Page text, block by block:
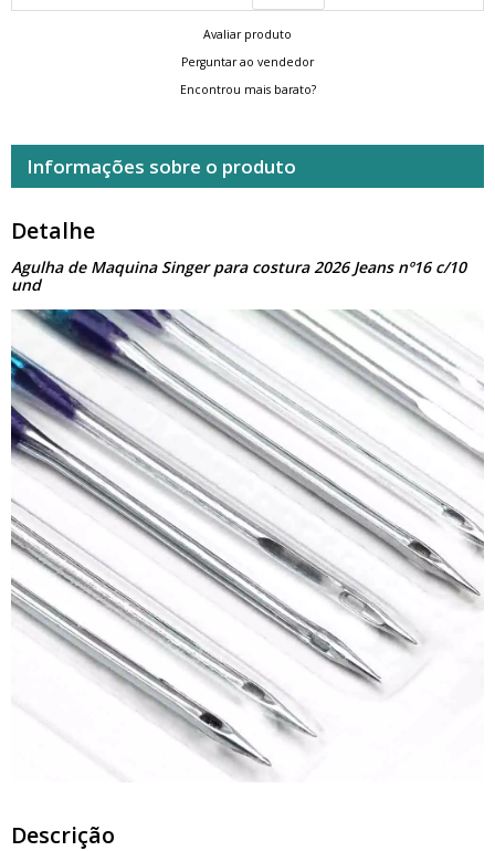
Avaliar produto
Perguntar ao vendedor
Encontrou mais barato?
Informações sobre o produto
Detalhe
Agulha de Maquina Singer para costura 2026 Jeans nº16 c/10
und
Descrição